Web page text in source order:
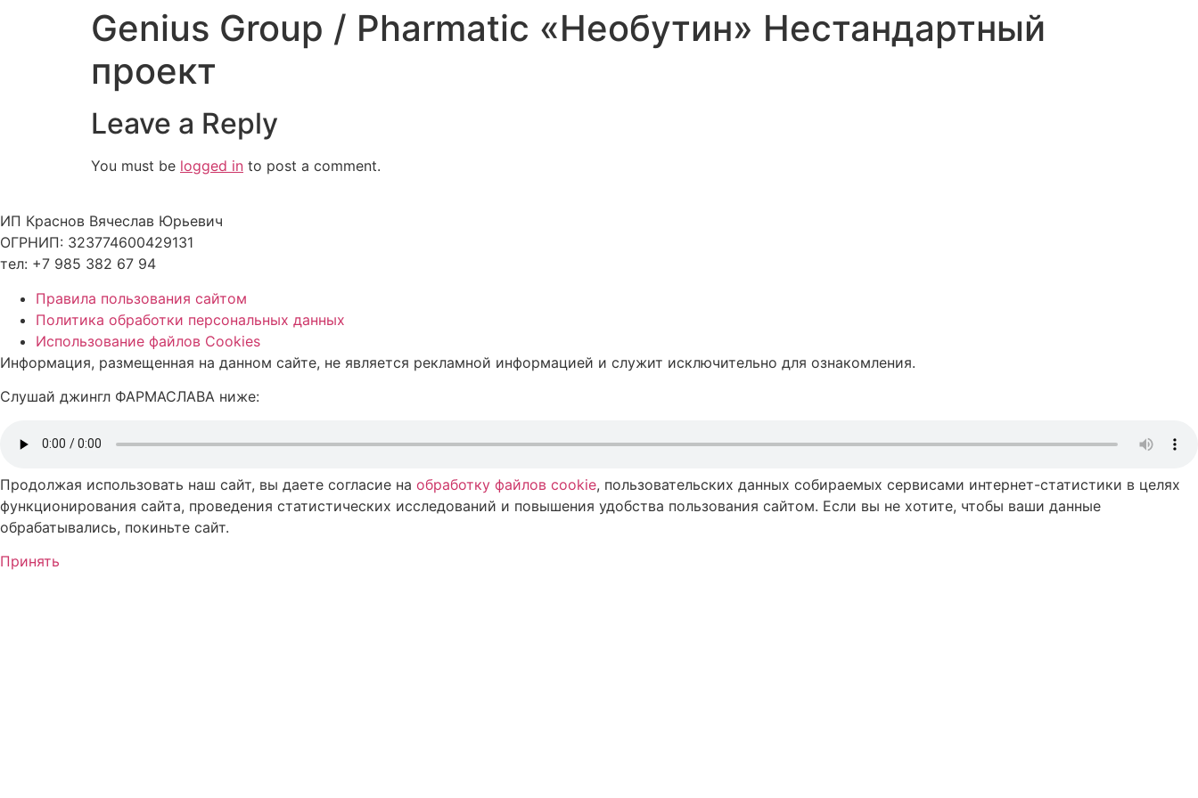
Genius Group / Pharmatic «Необутин» Нестандартный
проект
Leave a Reply
You must be logged in to post a comment.
ИП Краснов Вячеслав Юрьевич
ОГРНИП: 323774600429131
тел: +7 985 382 67 94
Правила пользования сайтом
Политика обработки персональных данных
Использование файлов Cookies
Информация, размещенная на данном сайте, не является рекламной информацией и служит исключительно для ознакомления.
Слушай джингл ФАРМАСЛАВА ниже:
Продолжая использовать наш сайт, вы даете согласие на обработку файлов cookie, пользовательских данных собираемых сервисами интернет-статистики в целях
функционирования сайта, проведения статистических исследований и повышения удобства пользования сайтом. Если вы не хотите, чтобы ваши данные
обрабатывались, покиньте сайт.
Принять